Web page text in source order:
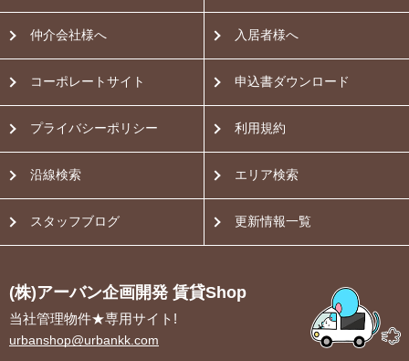
仲介会社様へ 入居者様へ
コーポレートサイト 申込書ダウンロード
プライバシーポリシー 利用規約
沿線検索 エリア検索
スタッフブログ 更新情報一覧
(株)アーバン企画開発 賃貸Shop
当社管理物件★専用サイト!
urbanshop@urbankk.com